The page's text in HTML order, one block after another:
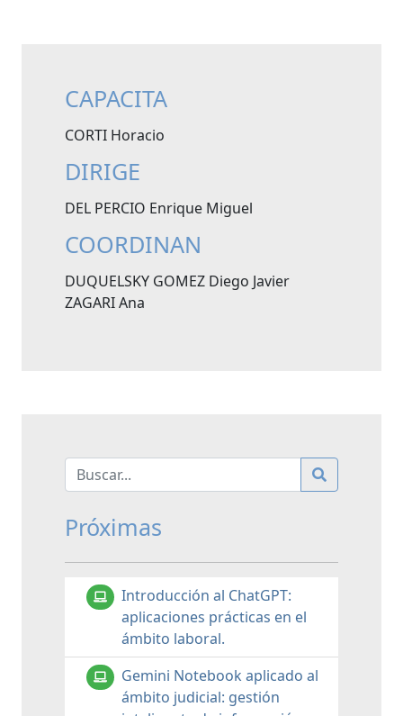
CAPACITA
CORTI Horacio
DIRIGE
DEL PERCIO Enrique Miguel
COORDINAN
DUQUELSKY GOMEZ Diego Javier
ZAGARI Ana
Próximas
Introducción al ChatGPT:
aplicaciones prácticas en el
ámbito laboral.
Gemini Notebook aplicado al
ámbito judicial: gestión